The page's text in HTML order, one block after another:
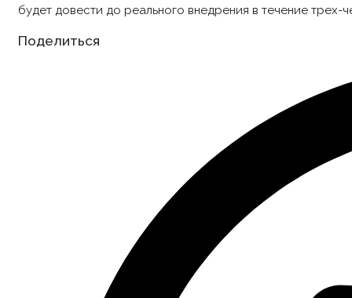
будет довести до реального внедрения в течение трех-
Поделиться